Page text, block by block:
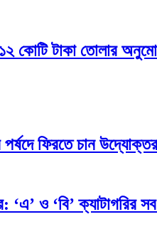
কোটি টাকা তোলার
ফিরতে চান
‘এ’ ও ‘বি’ ক্যাটাগরির সব